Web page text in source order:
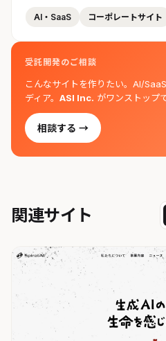
AI・SaaS コーポレートサイト
受託開発のご相談
こんなサイトを作りたい。AI/
ディア。 ASI Inc. がワンストップ
相談する →
関連サイト